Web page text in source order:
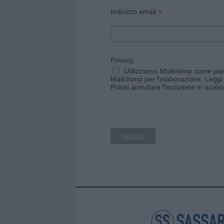
Indirizzo email *
Privacy
Utilizziamo Mailchimp come
Mailchimp per l'elaborazione.
Potrai annullare l'iscrizione in